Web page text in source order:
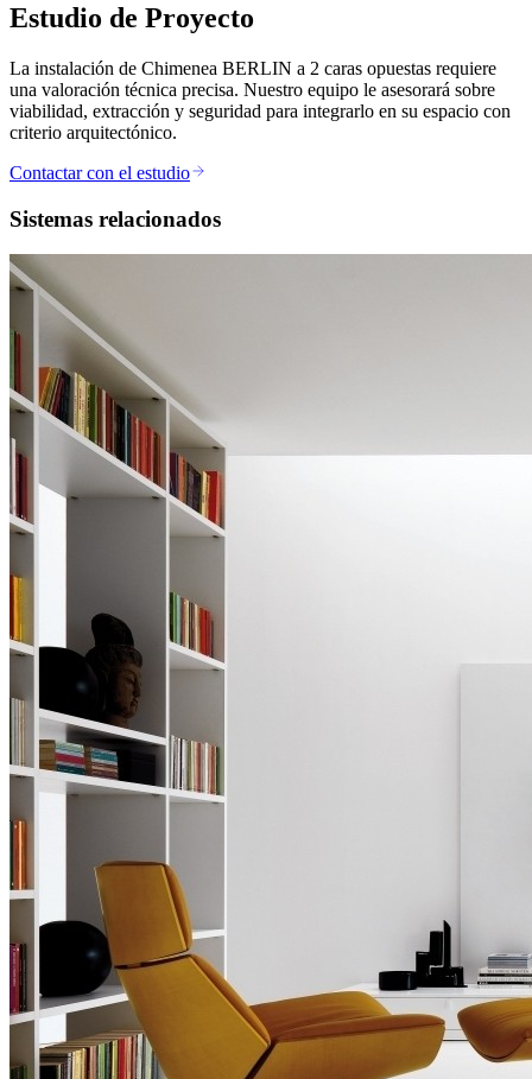
Estudio de Proyecto
La instalación de Chimenea BERLIN a 2 caras opuestas requiere
una valoración técnica precisa. Nuestro equipo le asesorará sobre
viabilidad, extracción y seguridad para integrarlo en su espacio con
criterio arquitectónico.
Contactar con el estudio
Sistemas relacionados